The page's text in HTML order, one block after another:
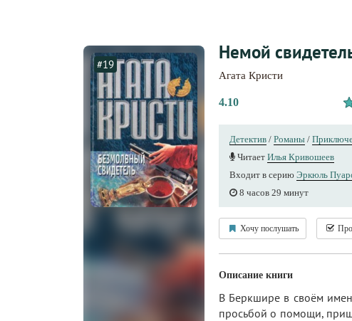
#19
Немой
Агата Кристи
4.10
Детектив / Романы /
Читает Илья Кривошеев
Входит в серию Эркюль
8 часов 29 минут
Хочу послушать
Описание книги
В Беркшире в своём
просьбой о помощи,